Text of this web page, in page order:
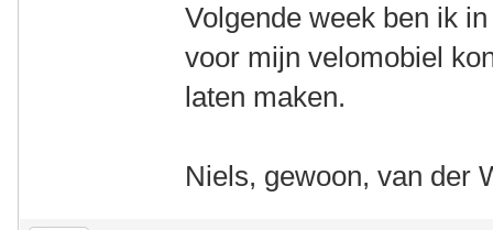
Volgende week ben ik
voor mijn velomobiel
laten maken.
Niels, gewoon, van der